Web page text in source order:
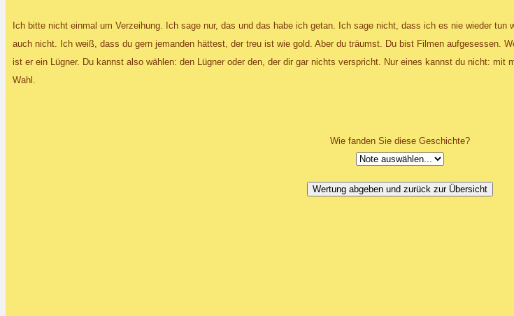
Ich bitte nicht einmal um Verzeihung. Ich sage nur, das und das habe ich getan. Ich sage nicht, dass ich es nie wieder
auch nicht. Ich weiß, dass du gern jemanden hättest, der treu ist wie gold. Aber du träumst. Du bist Filmen aufgesessen.
ist er ein Lügner. Du kannst also wählen: den Lügner oder den, der dir gar nichts verspricht. Nur eines kannst du nicht:
Wahl.
Wie fanden Sie diese Geschichte?